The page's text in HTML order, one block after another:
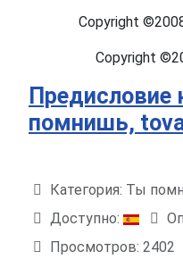
Copyright
Copyright
Предисловие
помнишь,
Категория: Ты
Доступно:
Просмотров: 2402